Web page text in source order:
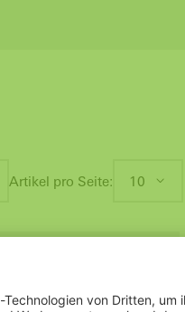
Artikel pro Seite: 10